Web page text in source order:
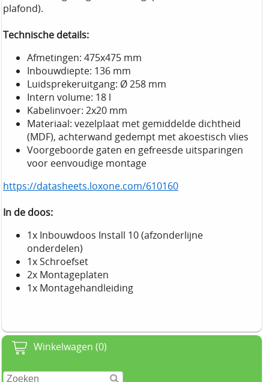
Winkelwagen (0)
plafond).
Technische details:
Afmetingen: 475x475 mm
Inbouwdiepte: 136 mm
Luidsprekeruitgang: Ø 258 mm
Intern volume: 18 l
Kabelinvoer: 2x20 mm
Materiaal: vezelplaat met gemiddelde dichtheid
(MDF), achterwand gedempt met akoestisch vlies
Voorgeboorde gaten en gefreesde uitsparingen
voor eenvoudige montage
https://datasheets.loxone.com/610160
In de doos:
1x Inbouwdoos Install 10 (afzonderlijne
onderdelen)
1x Schroefset
2x Montageplaten
1x Montagehandleiding